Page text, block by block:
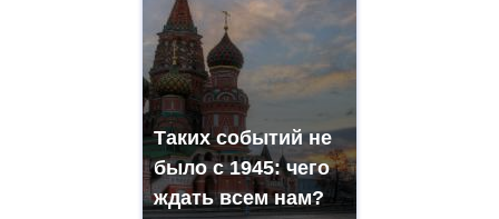
Таких событий не
было с 1945: чего
ждать всем нам?